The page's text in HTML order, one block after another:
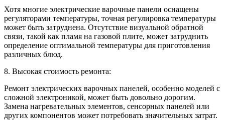
Хотя многие электрические варочные панели оснащены
регуляторами температуры, точная регулировка температуры
может быть затруднена. Отсутствие визуальной обратной
связи, такой как пламя на газовой плите, может затруднить
определение оптимальной температуры для приготовления
различных блюд.
8. Высокая стоимость ремонта:
Ремонт электрических варочных панелей, особенно моделей с
сложной электроникой, может быть довольно дорогим.
Замена нагревательных элементов, сенсорных панелей или
других компонентов может потребовать значительных затрат.